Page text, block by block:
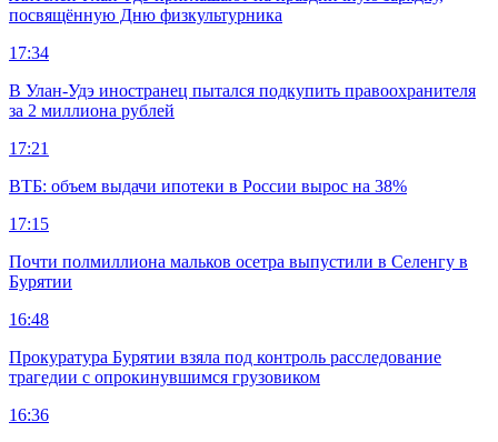
посвящённую Дню физкультурника
17:34
В Улан-Удэ иностранец пытался подкупить правоохранителя
за 2 миллиона рублей
17:21
ВТБ: объем выдачи ипотеки в России вырос на 38%
17:15
Почти полмиллиона мальков осетра выпустили в Селенгу в
Бурятии
16:48
Прокуратура Бурятии взяла под контроль расследование
трагедии с опрокинувшимся грузовиком
16:36